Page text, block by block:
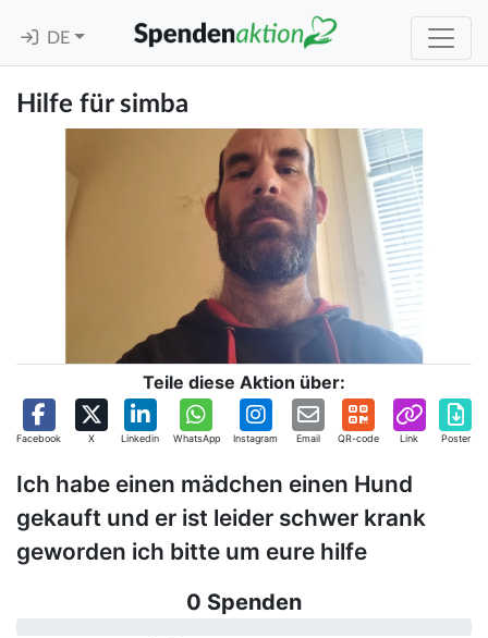
DE
Hilfe für simba
Teile diese Aktion über:
Facebook X Linkedin WhatsApp Instagram Email QR-code Link Poster
Ich habe einen mädchen einen Hund
gekauft und er ist leider schwer krank
geworden ich bitte um eure hilfe
0 Spenden